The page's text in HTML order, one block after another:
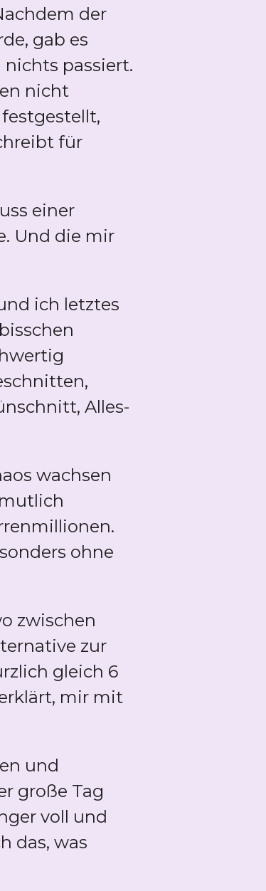
der
gab es
passiert.
nicht
für
einer
Und die mir
ich letztes
Alles-
wachsen
ohne
zwischen
zur
gleich 6
mir mit
und
große Tag
voll und
das, was